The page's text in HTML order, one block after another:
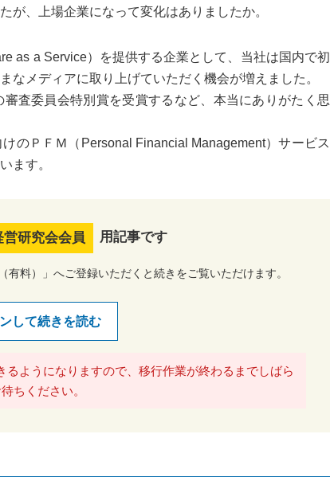
、上場企業になって変化はありましたか。
as a Service）を提供する企業として、当社は国内で初
なメディアに取り上げていただく機会が増えました。
査委員会特別賞を受賞するなど、本当にありがたく思
のＰＦＭ（Personal Financial Man­a­gement）サービス
ます。
営研究会会員 用記事です
料）」へご登録いただくと続きをご覧いただけます。
して続きを読む
るようになりますので、移行作業が終わるまでしばら
待ちください。